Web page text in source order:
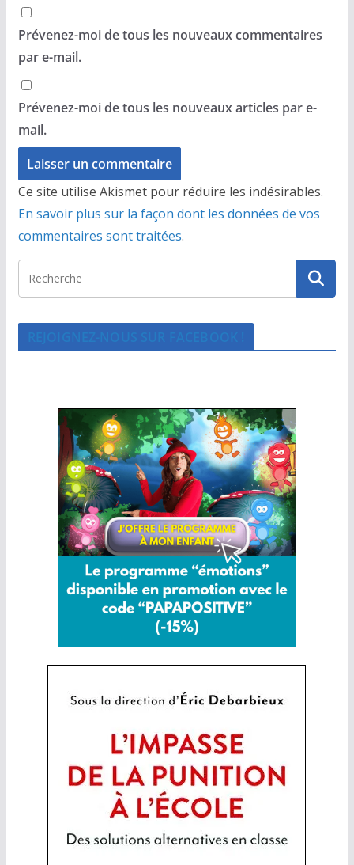
Prévenez-moi de tous les nouveaux commentaires
par e-mail.
Prévenez-moi de tous les nouveaux articles par e-
mail.
Ce site utilise Akismet pour réduire les indésirables.
En savoir plus sur la façon dont les données de vos
commentaires sont traitées.
REJOIGNEZ-NOUS SUR FACEBOOK !